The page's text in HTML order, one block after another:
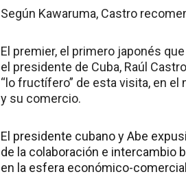
Según Kawaruma, Castro
El premier, el primero japonés
el presidente de Cuba, Raúl
“lo fructífero” de esta visita, en
y su comercio.
El presidente cubano y Abe
de la colaboración e intercambio
en la esfera económico-